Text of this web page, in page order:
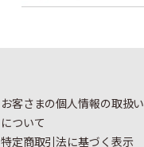
お客さまの個人情報の取扱い
について
特定商取引法に基づく表示